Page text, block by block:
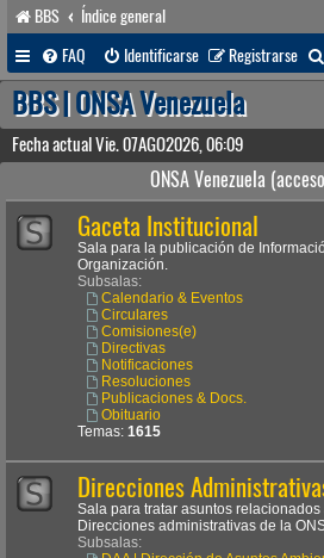
BBS
Índice general
FAQ
Identificarse Registrarse
BBS | ONSA Venezuela
Fecha actual Vie. 07AGO2026, 06:09
ONSA Venezuela
Gaceta Institucional
Sala para la publicación de
Organización.
Subsalas:
Calendario & Eventos
Circulares
Comisiones(e)
Directivas
Notificaciones
Resoluciones
Publicaciones & Docs.
Obituario
Temas: 1615
Direcciones
Sala para tratar asuntos
Direcciones administrativas de la
Subsalas: